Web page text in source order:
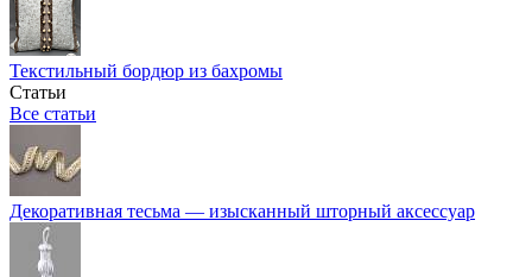
Текстильный бордюр из бахромы
Статьи
Все статьи
Декоративная тесьма — изысканный шторный аксессуар